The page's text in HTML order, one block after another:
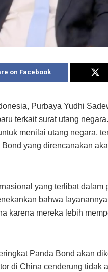
on Facebook
Purbaya Yudhi
terkait surat utang
menilai utang negara,
yang direncanakan
yang terlibat dalam
bahwa
karena mereka lebih
Panda Bond akan
di China cenderung tidak